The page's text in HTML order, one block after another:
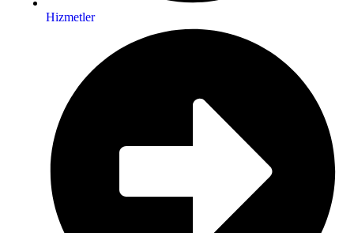
Hizmetler